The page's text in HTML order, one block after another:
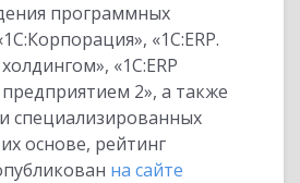
программных
«1С:ERP.
«1С:ERP
2», а также
специализированных
основе, рейтинг
на сайте